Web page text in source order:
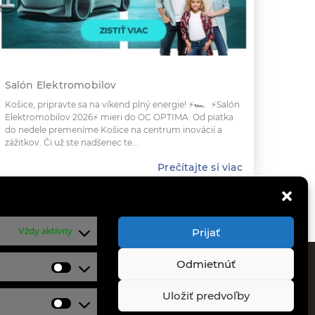
Vždy aktívny
Štatistiky
Marketing
Prijať
Odmietnúť
Uložiť predvoľby
Salón Elektromobilov
Košice, pripravte sa na víkend plný energie! ⚡️🏎️ ⚡️Salón
Elektromobilov 2026⚡️ mieri do OC OPTIMA. Od piatka
do nedele premeníme Košice na centrum inovácií a
zážitkov. Či už ste nadšenec te...
Prečítajte si viac
KONTAKT
Moldavská cesta 32